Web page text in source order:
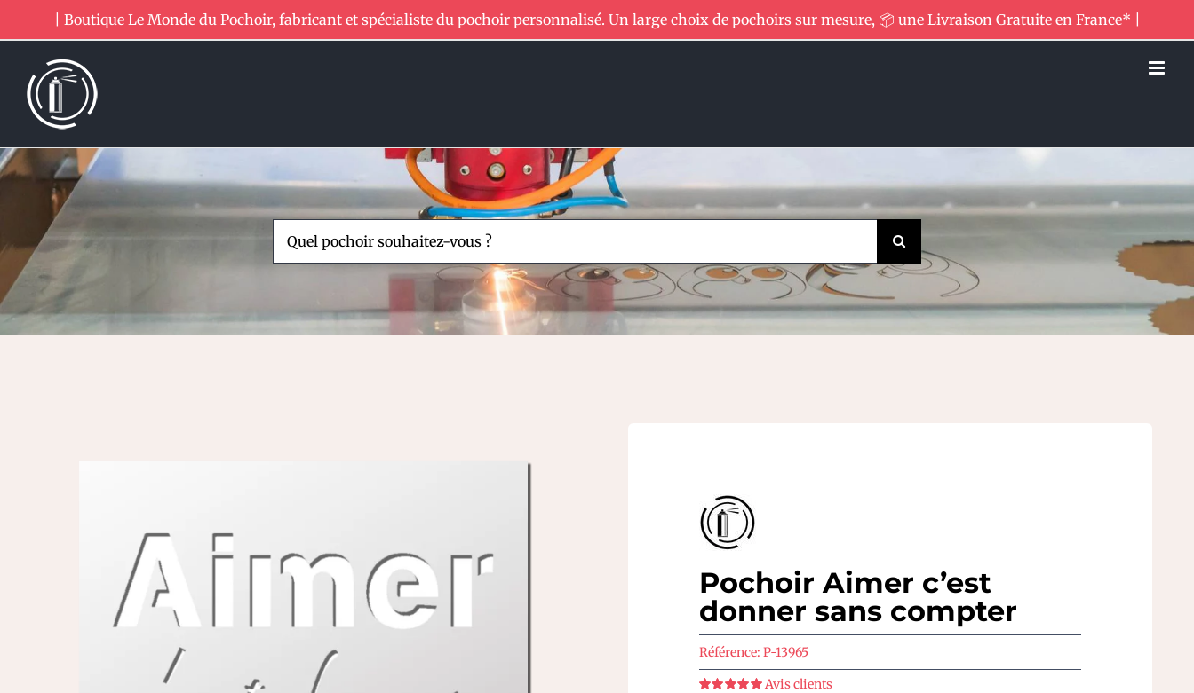
au
contenu
| Boutique Le Monde du Pochoir, fabricant et spécialiste du pochoir personnalisé. Un large choix de pochoirs sur mesure, 📦 une Livraison Gratuite en France* |
Rechercher:
Pochoir Aimer c’est
donner sans compter
Référence: P-13965
Avis clients